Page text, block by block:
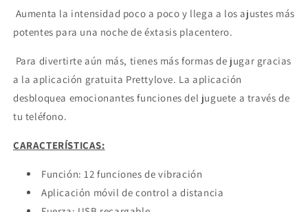
Aumenta la intensidad poco a poco y llega a los ajustes más
potentes para una noche de éxtasis placentero.
Para divertirte aún más, tienes más formas de jugar gracias
a la aplicación gratuita Prettylove. La aplicación
desbloquea emocionantes funciones del juguete a través de
tu teléfono.
CARACTERÍSTICAS:
Función: 12 funciones de vibración
Aplicación móvil de control a distancia